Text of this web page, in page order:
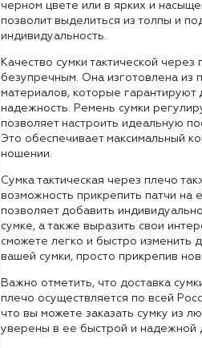
черном цвете или в ярких и
позволит выделиться из толпы и
индивидуальность.
Качество сумки тактической через
безупречным. Она изготовлена из
материалов, которые гарантируют
надежность. Ремень сумки
позволяет настроить идеальную
Это обеспечивает максимальный
ношении.
Сумка тактическая через плечо
возможность прикрепить патчи на
позволяет добавить
сумке, а также выразить свои
сможете легко и быстро изменить
вашей сумки, просто прикрепив
Важно отметить, что доставка
плечо осуществляется по всей
что вы можете заказать сумку из
уверены в ее быстрой и надежной